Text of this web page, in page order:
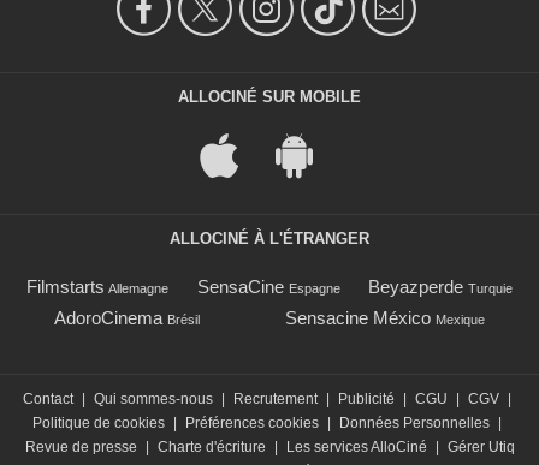
ALLOCINÉ SUR MOBILE
ALLOCINÉ À L'ÉTRANGER
Filmstarts Allemagne SensaCine Espagne Beyazperde Turquie
AdoroCinema Brésil Sensacine México Mexique
Contact Qui sommes-nous Recrutement Publicité CGU CGV
Politique de cookies
Préférences cookies Données Personnelles
Revue de presse
Charte d'écriture Les services AlloCiné
Gérer Utiq